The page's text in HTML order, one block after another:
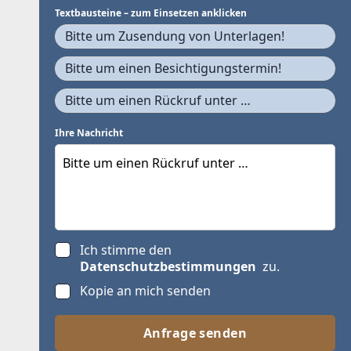
Textbausteine – zum Einsetzen anklicken
Bitte um Zusendung von Unterlagen!
Bitte um einen Besichtigungstermin!
Bitte um einen Rückruf unter …
Ihre Nachricht
Ich stimme den
Datenschutzbestimmungen zu.
Kopie an mich senden
Anfrage senden